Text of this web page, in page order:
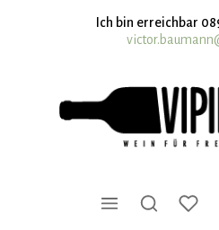
springenIch bin erreichbar